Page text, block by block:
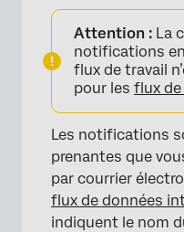
Attention : La
notifications
flux de travail
pour les flux
Les notifications
prenantes que
par courrier
flux de données
indiquent le nom